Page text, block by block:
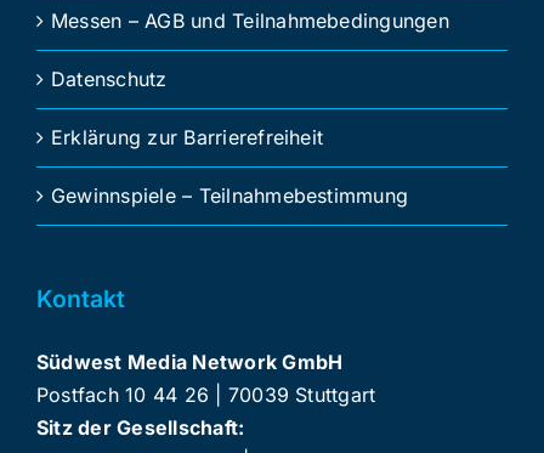
Messen – AGB und Teilnahmebedingungen
Datenschutz
Erklärung zur Barrierefreiheit
Gewinnspiele – Teilnahmebestimmung
Kontakt
Südwest Media Network GmbH
Postfach 10 44 26 | 70039 Stuttgart
Sitz der Gesellschaft: